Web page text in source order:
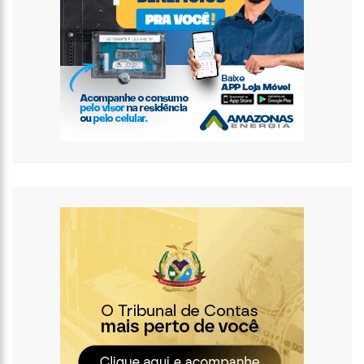
Gustavo ‘cowboy” é criticado por surgir sorridente após
término com Key Alves
Leonardo entrega para Virginia Fonseca que influenciadora
terá festa surpresa
VÍDEO: suspeitos de roubos e da morte do sargento
Camacho são presos em Manaus
VÍDEOS: alunos realizam manifestação e pedem justiça após
morte de professor em Manaus
Lula sanciona lei que institui programa de combate ao
assédio sexual
Com atual mulher grávida, irmão de Virginia fala sobre
casamento secreto nos EUA
Confira o horário de funcionamento do comércio de Manaus
na Semana Santa
Alerta! Consumidores fiquem atentos ao golpe do cartão
trocado no AM